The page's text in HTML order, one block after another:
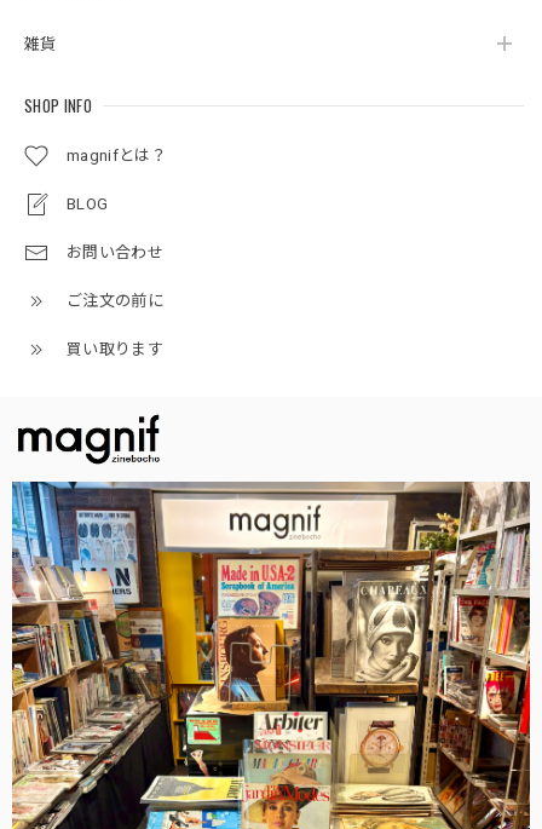
雑貨
SHOP INFO
magnifとは？
BLOG
お問い合わせ
ご注文の前に
買い取ります